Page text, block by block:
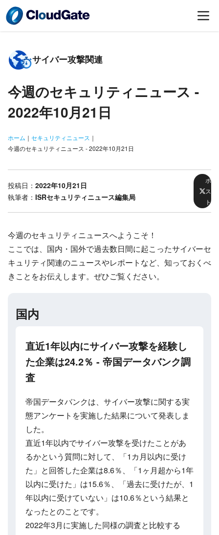
サイバー攻撃関連
今週のセキュリティニュース -
2022年10月21日
ホーム ｜ セキュリティニュース ｜
今週のセキュリティニュース - 2022年10月21日
投稿日： 2022年10月21日
執筆者： ISRセキュリティニュース編集局
ポ
ス
ト
今週のセキュリティニュースへようこそ！
ここでは、国内・国外で過去数日間に起こったサイバーセ
キュリティ関連のニュースやレポートなど、知っておくべ
きことをお伝えします。ぜひご覧ください。
国内
直近1年以内にサイバー攻撃を経験し
た企業は24.2％ - 帝国データバンク調
査
帝国データバンクは、サイバー攻撃に関する実
態アンケートを実施した結果について発表しま
した。
直近1年以内でサイバー攻撃を受けたことがあ
るかという質問に対して、「1カ月以内に受け
た」と回答した企業は8.6％、「1ヶ月超から1年
以内に受けた」は15.6％、「過去に受けたが、1
年以内に受けていない」は10.6％という結果と
なったとのことです。
2022年3月に実施した同様の調査と比較する